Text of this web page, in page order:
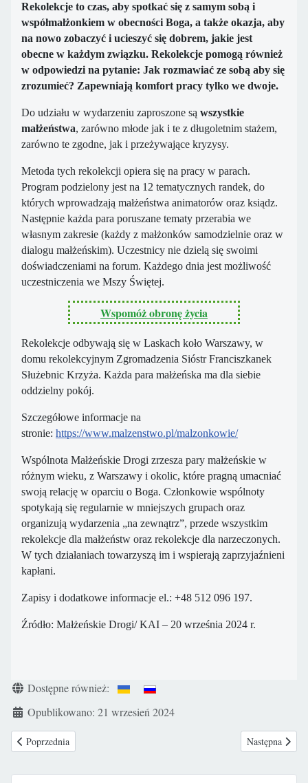
Rekolekcje to czas, aby spotkać się z samym sobą i
współmałżonkiem w obecności Boga, a także okazja, aby
na nowo zobaczyć i ucieszyć się dobrem, jakie jest
obecne w każdym związku. Rekolekcje pomogą również
w odpowiedzi na pytanie: Jak rozmawiać ze sobą aby się
zrozumieć? Zapewniają komfort pracy tylko we dwoje.
Do udziału w wydarzeniu zaproszone są wszystkie
małżeństwa, zarówno młode jak i te z długoletnim stażem,
zarówno te zgodne, jak i przeżywające kryzysy.
Metoda tych rekolekcji opiera się na pracy w parach.
Program podzielony jest na 12 tematycznych randek, do
których wprowadzają małżeństwa animatorów oraz ksiądz.
Następnie każda para poruszane tematy przerabia we
własnym zakresie (każdy z małżonków samodzielnie oraz w
dialogu małżeńskim). Uczestnicy nie dzielą się swoimi
doświadczeniami na forum. Każdego dnia jest możliwość
uczestniczenia we Mszy Świętej.
Wspomóż obronę życia
Rekolekcje odbywają się w Laskach koło Warszawy, w
domu rekolekcyjnym Zgromadzenia Sióstr Franciszkanek
Służebnic Krzyża. Każda para małżeńska ma dla siebie
oddzielny pokój.
Szczegółowe informacje na
stronie: https://www.malzenstwo.pl/malzonkowie/
Wspólnota Małżeńskie Drogi zrzesza pary małżeńskie w
różnym wieku, z Warszawy i okolic, które pragną umacniać
swoją relację w oparciu o Boga. Członkowie wspólnoty
spotykają się regularnie w mniejszych grupach oraz
organizują wydarzenia „na zewnątrz”, przede wszystkim
rekolekcje dla małżeństw oraz rekolekcje dla narzeczonych.
W tych działaniach towarzyszą im i wspierają zaprzyjaźnieni
kapłani.
Zapisy i dodatkowe informacje el.: +48 512 096 197.
Źródło: Małżeńskie Drogi/ KAI – 20 września 2024 r.
Szczegóły
Dostępne również:
Opublikowano: 21 wrzesień 2024
Poprzednia strona: USA – odwołano spotkanie Donalda Trumpa z
Poprzednia Następna
Następna